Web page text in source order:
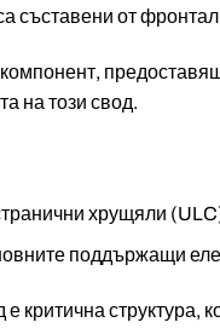
съставени от
на този свод.
хрущяли
поддържащи
критична структура,